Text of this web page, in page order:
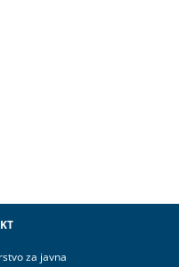
za javna